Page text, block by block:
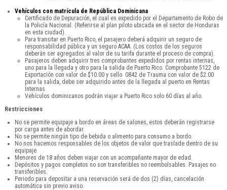
Vehículos con matrícula de República Dominicana
Certificado de Depuración, el cual es expedido por el Departamento de Robo de
la Policía Nacional. (Referirse al plan piloto ubicada en el sector de Honduras
en esta ciudad).
Para transitar en Puerto Rico, el pasajero deberá adquirir un seguro de
responsabilidad pública y un seguro ACAA. (Los costos de los seguros
deberán ser agregados al valor de su tarifa durante el proceso de compra).
Pasajeros deben adquirir tres comprobantes expedidos por rentas internas,
uno para la llegada y otro para la salida de Puerto Rico. Comprobante 5122 de
Exportación con valor de $10.00 y sello 0842 de Trauma con valor de $2.00
para la salida, debe ser adquirido antes de la llegada al puerto en Rentas
Internas.
Vehículos dominicanos podrán viajar a Puerto Rico solo 60 días al año.
Restricciones
No se permite equipaje a bordo en áreas de salones, estos deberán registrarse
por carga antes de abordar.
No se permite ningún tipo de bebida o alimento para consumo a bordo.
No nos hacemos responsables de los objetos de valor que traslade dentro de su
equipaje.
Menores de 18 años deben viajar con un acompañante mayor de edad.
Depósitos y pagos completos no son transferibles no reembolsables. Pasajes no
transferibles.
Periodo para depositar a una reservación será de dos (2) días, cancelación
automática sin previo aviso.